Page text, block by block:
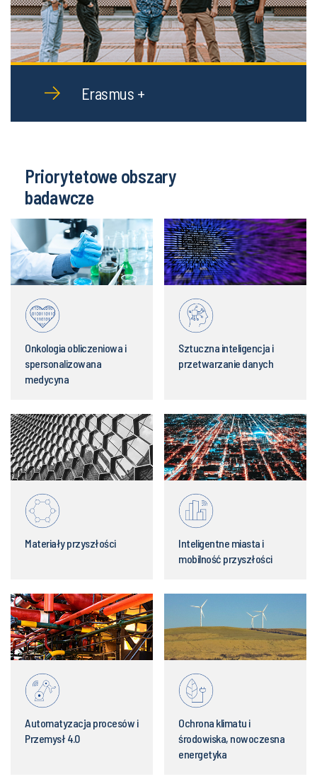
Erasmus +
Priorytetowe obszary
badawcze
Onkologia obliczeniowa i
spersonalizowana
medycyna
Sztuczna inteligencja i
przetwarzanie danych
Materiały przyszłości
Inteligentne miasta i
mobilność przyszłości
Automatyzacja procesów i
Przemysł 4.0
Ochrona klimatu i
środowiska, nowoczesna
energetyka